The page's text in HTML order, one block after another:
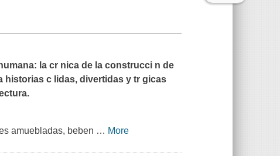
la cr nica de la construcci n de
historias c lidas, divertidas y tr gicas
amuebladas, beben … More